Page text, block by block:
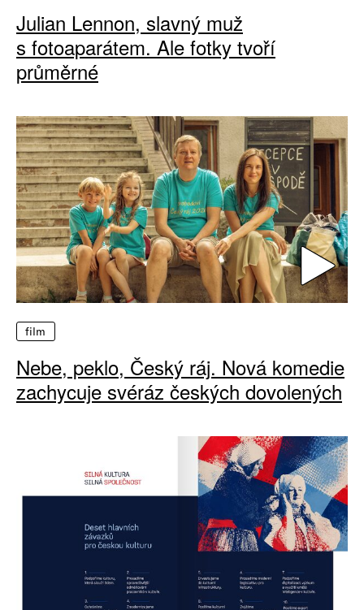
Julian Lennon, slavný muž
s fotoaparátem. Ale fotky tvoří
průměrné
film
Nebe, peklo, Český ráj. Nová komedie
zachycuje svéráz českých dovolených